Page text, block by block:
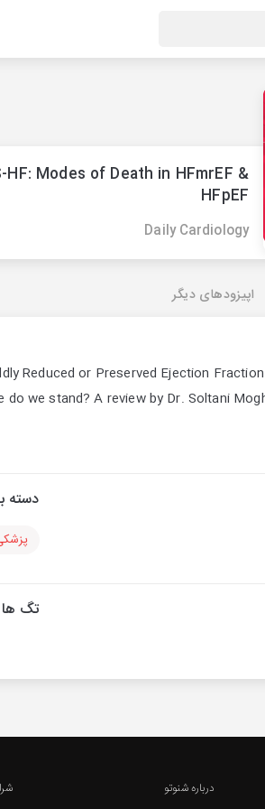
HF: Modes of Death in HFmrEF &
HFpEF
Daily Cardiology
اپیزودهای دیگر
Reduced or Preserved Ejection
do we stand? A review by Dr. Soltani
دسته
تگ ها
درباره شنوتو